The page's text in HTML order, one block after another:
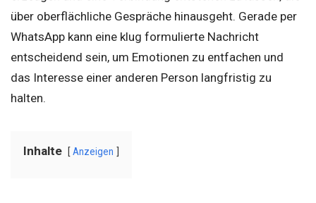
über oberflächliche Gespräche hinausgeht. Gerade per
WhatsApp kann eine klug formulierte Nachricht
entscheidend sein, um Emotionen zu entfachen und
das Interesse einer anderen Person langfristig zu
halten.
Inhalte Anzeigen